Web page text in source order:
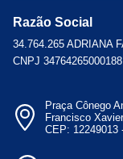
Razão Social
34.764.265 ADRIANA
CNPJ 34764265000188
Praça Cônego
Francisco
CEP: 12249013